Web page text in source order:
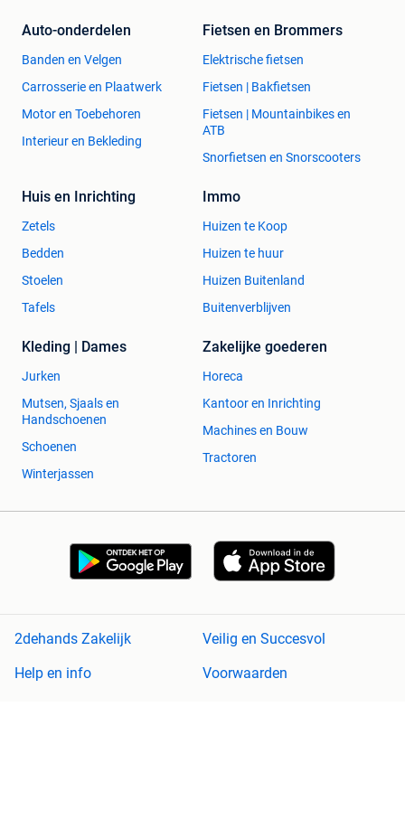
Auto-onderdelen
Banden en Velgen
Carrosserie en Plaatwerk
Motor en Toebehoren
Interieur en Bekleding
Fietsen en Brommers
Elektrische fietsen
Fietsen | Bakfietsen
Fietsen | Mountainbikes en
ATB
Snorfietsen en Snorscooters
Huis en Inrichting
Zetels
Bedden
Stoelen
Tafels
Immo
Huizen te Koop
Huizen te huur
Huizen Buitenland
Buitenverblijven
Kleding | Dames
Jurken
Mutsen, Sjaals en
Handschoenen
Schoenen
Winterjassen
Zakelijke goederen
Horeca
Kantoor en Inrichting
Machines en Bouw
Tractoren
2dehands Zakelijk
Veilig en Succesvol
Help en info
Voorwaarden